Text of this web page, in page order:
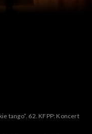
tango”. 62. KFPP: Koncert